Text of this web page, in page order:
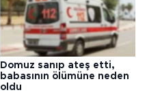
Domuz sanıp ateş etti,
babasının ölümüne neden
oldu